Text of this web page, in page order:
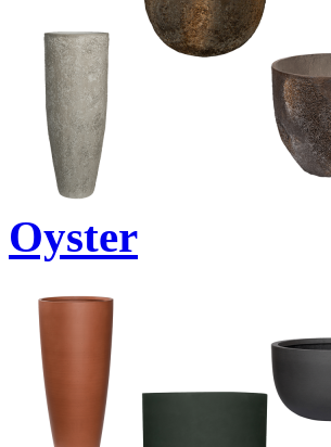
Oyster